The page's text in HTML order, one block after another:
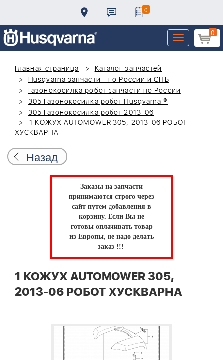
0
0
Toggle
navigation
Главная страница
Каталог запчастей
Husqvarna запчасти - по России и СПБ
Газонокосилка робот запчасти по России
305 Газонокосилка робот Husqvarna ®
305 Газонокосилка робот 2013-06
1 КОЖУХ AUTOMOWER 305, 2013-06 РОБОТ
ХУСКВАРНА
Назад
Заказы на запчасти
принимаются строго через
сайт путем добавления в
корзину. Если Вы не
готовы оплачивать товар
из Европы, не надо делать
заказ !!!
1 КОЖУХ AUTOMOWER 305,
2013-06 РОБОТ ХУСКВАРНА